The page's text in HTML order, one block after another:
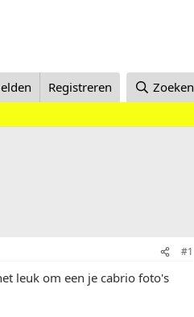
Registreren Zoeken
#1
leuk om een je cabrio foto's